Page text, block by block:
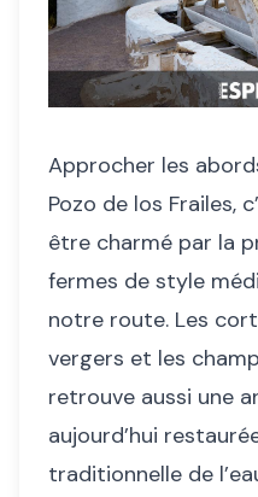
Approcher les
Pozo de los Frailes,
être charmé par la
fermes de style
notre route. Les
vergers et les
retrouve aussi une
aujourd’hui
traditionnelle de